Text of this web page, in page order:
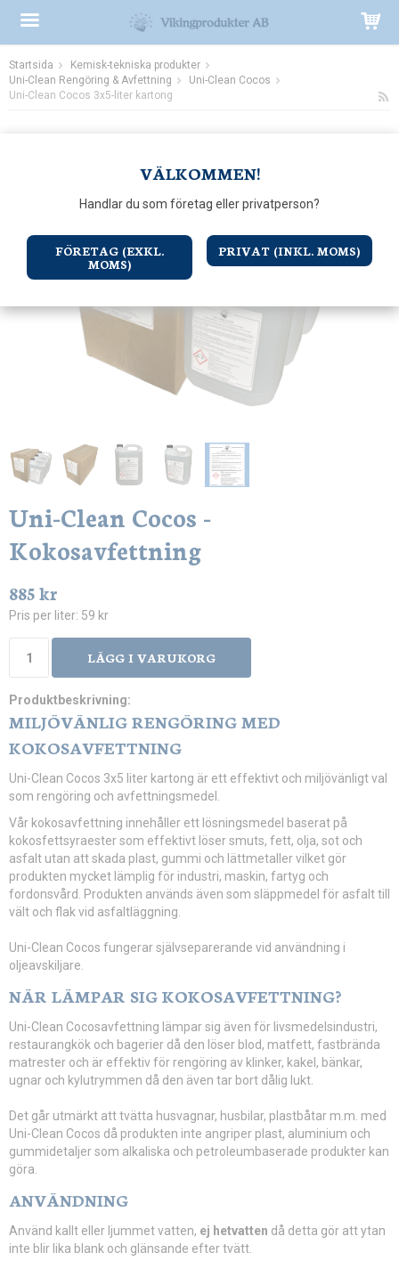
VÄLKOMMEN!
Handlar du som företag eller privatperson?
FÖRETAG (EXKL.
MOMS)
PRIVAT (INKL. MOMS)
Produkten har blivit tillagd i varukorgen
Startsida
Kemisk-tekniska produkter
Uni-Clean Rengöring & Avfettning
Uni-Clean Cocos
Uni-Clean Cocos 3x5-liter kartong
Uni-Clean Cocos -
Kokosavfettning
885 kr
Pris per liter: 59 kr
LÄGG I VARUKORG
Produktbeskrivning:
MILJÖVÄNLIG RENGÖRING MED
KOKOSAVFETTNING
Uni-Clean Cocos 3x5 liter kartong är ett effektivt och miljövänligt val
som rengöring och avfettningsmedel.
Vår kokosavfettning innehåller ett lösningsmedel baserat på
kokosfettsyraester som effektivt löser smuts, fett, olja, sot och
asfalt utan att skada plast, gummi och lättmetaller vilket gör
produkten mycket lämplig för industri, maskin, fartyg och
fordonsvård. Produkten används även som släppmedel för asfalt till
vält och flak vid asfaltläggning.
Uni-Clean Cocos fungerar självseparerande vid användning i
oljeavskiljare.
NÄR LÄMPAR SIG KOKOSAVFETTNING?
Uni-Clean Cocosavfettning lämpar sig även för livsmedelsindustri,
restaurangkök och bagerier då den löser blod, matfett, fastbrända
matrester och är effektiv för rengöring av klinker, kakel, bänkar,
ugnar och kylutrymmen då den även tar bort dålig lukt.
Det går utmärkt att tvätta husvagnar, husbilar, plastbåtar m.m. med
Uni-Clean Cocos då produkten inte angriper plast, aluminium och
gummidetaljer som alkaliska och petroleumbaserade produkter kan
göra.
ANVÄNDNING
Använd kallt eller ljummet vatten, ej hetvatten då detta gör att ytan
inte blir lika blank och glänsande efter tvätt.